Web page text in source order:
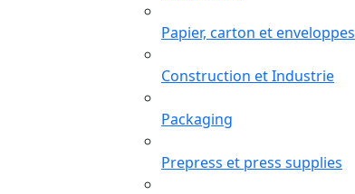
Papier, carton et enveloppes
Construction et Industrie
Packaging
Prepress et press supplies